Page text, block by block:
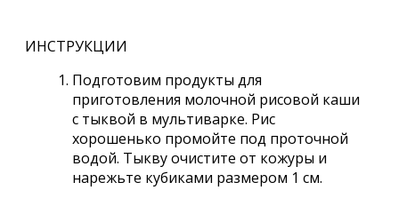
ИНСТРУКЦИИ
Подготовим продукты для
приготовления молочной рисовой каши
с тыквой в мультиварке. Рис
хорошенько промойте под проточной
водой. Тыкву очистите от кожуры и
нарежьте кубиками размером 1 см.